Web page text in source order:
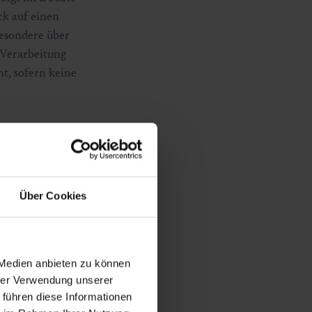
Über Cookies
anbieten zu können
Verwendung unserer
diese Informationen
auf einen
über
sofern keine
zum
gesetzlichen
Monate